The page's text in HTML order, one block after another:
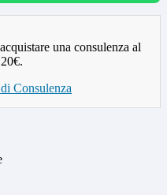
una consulenza al
Consulenza